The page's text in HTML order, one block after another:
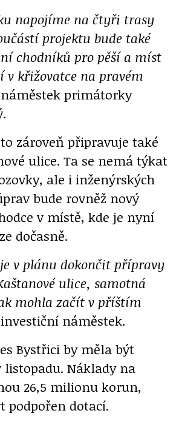
napojíme na čtyři trasy
projektu bude také
chodníků pro pěší a míst
v křižovatce na pravém
primátorky
zároveň připravuje také
ulice. Ta se nemá týkat
ale i inženýrských
bude rovněž nový
v místě, kde je nyní
dočasně.
v plánu dokončit přípravy
ulice, samotná
mohla začít v příštím
náměstek.
Bystřici by měla být
Náklady na
26,5 milionu korun,
podpořen dotací.